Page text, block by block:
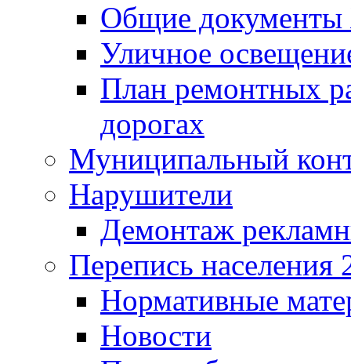
Общие
Уличное
План ремонтных
дорогах
Муниципальный
Нарушители
Демонтаж
Перепись населения
Нормативные
Новости